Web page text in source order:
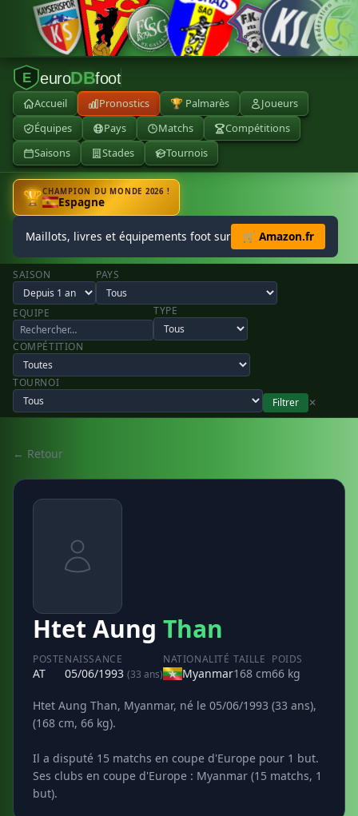
E euroDBfoot
Accueil Pronostics 🏆 Palmarès
Joueurs
Équipes
Pays Matchs
Compétitions
Saisons
Stades Tournois
🏆CHAMPION DU MONDE 2026 !
Espagne
Maillots, livres et équipements foot sur 🛒 Amazon.fr
SAISON PAYS
EQUIPE TYPE
COMPÉTITION
TOURNOI
Filtrer
✕
← Retour
Htet Aung Than
POSTE
AT
NAISSANCE
05/06/1993 (33 ans)
NATIONALITÉ
Myanmar
TAILLE
168 cm
POIDS
66 kg
Htet Aung Than, Myanmar, né le 05/06/1993 (33 ans),
(168 cm, 66 kg).
Il a disputé 15 matchs en coupe d'Europe pour 1 but.
Ses clubs en coupe d'Europe : Myanmar (15 matchs, 1
but).